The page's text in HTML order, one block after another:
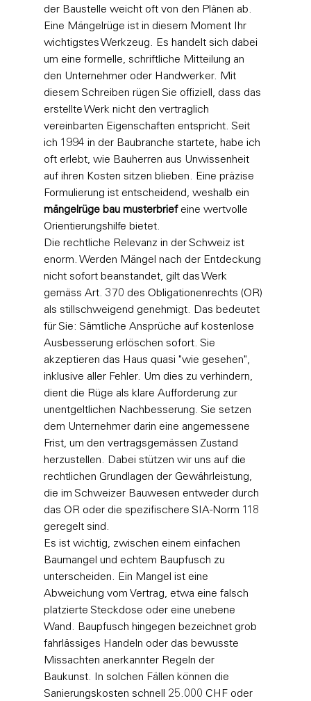
der Baustelle weicht oft von den Plänen ab.
Eine Mängelrüge ist in diesem Moment Ihr
wichtigstes Werkzeug. Es handelt sich dabei
um eine formelle, schriftliche Mitteilung an
den Unternehmer oder Handwerker. Mit
diesem Schreiben rügen Sie offiziell, dass das
erstellte Werk nicht den vertraglich
vereinbarten Eigenschaften entspricht. Seit
ich 1994 in der Baubranche startete, habe ich
oft erlebt, wie Bauherren aus Unwissenheit
auf ihren Kosten sitzen blieben. Eine präzise
Formulierung ist entscheidend, weshalb ein
mängelrüge bau musterbrief eine wertvolle
Orientierungshilfe bietet.
Die rechtliche Relevanz in der Schweiz ist
enorm. Werden Mängel nach der Entdeckung
nicht sofort beanstandet, gilt das Werk
gemäss Art. 370 des Obligationenrechts (OR)
als stillschweigend genehmigt. Das bedeutet
für Sie: Sämtliche Ansprüche auf kostenlose
Ausbesserung erlöschen sofort. Sie
akzeptieren das Haus quasi "wie gesehen",
inklusive aller Fehler. Um dies zu verhindern,
dient die Rüge als klare Aufforderung zur
unentgeltlichen Nachbesserung. Sie setzen
dem Unternehmer darin eine angemessene
Frist, um den vertragsgemässen Zustand
herzustellen. Dabei stützen wir uns auf die
rechtlichen Grundlagen der Gewährleistung,
die im Schweizer Bauwesen entweder durch
das OR oder die spezifischere SIA-Norm 118
geregelt sind.
Es ist wichtig, zwischen einem einfachen
Baumangel und echtem Baupfusch zu
unterscheiden. Ein Mangel ist eine
Abweichung vom Vertrag, etwa eine falsch
platzierte Steckdose oder eine unebene
Wand. Baupfusch hingegen bezeichnet grob
fahrlässiges Handeln oder das bewusste
Missachten anerkannter Regeln der
Baukunst. In solchen Fällen können die
Sanierungskosten schnell 25.000 CHF oder